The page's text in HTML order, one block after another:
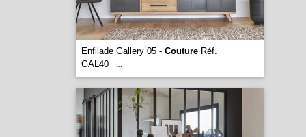
Enfilade Gallery 05 - CoutureRéf.
GAL40
...